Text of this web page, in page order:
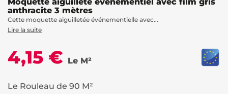
anthracite 3 mètres
Cette moquette aiguilletée événementielle avec...
Lire la suite
4,15 € Le M²
Le Rouleau de 90 M²